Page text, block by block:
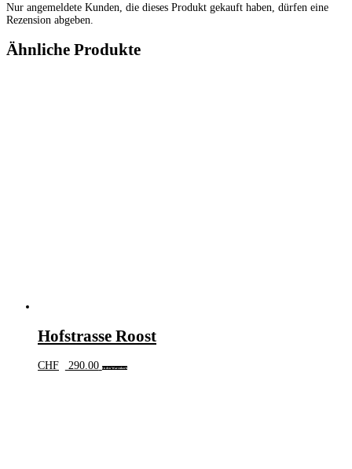
Nur angemeldete Kunden, die dieses Produkt gekauft haben, dürfen eine
Rezension abgeben.
Ähnliche Produkte
Hofstrasse Roost
CHF 290.00 In den Warenkorb